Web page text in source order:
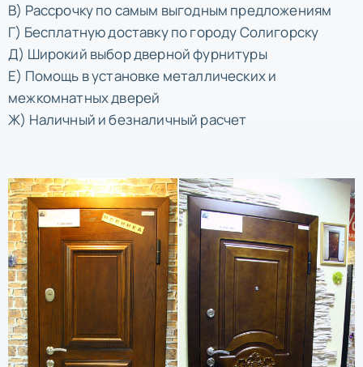
В) Рассрочку по самым выгодным предложениям
Г) Бесплатную доставку по городу Солигорску
Д) Широкий выбор дверной фурнитуры
Е) Помощь в установке металлических и
межкомнатных дверей
Ж) Наличный и безналичный расчет